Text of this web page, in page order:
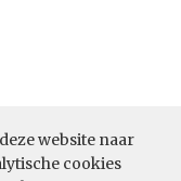
website naar
cookies